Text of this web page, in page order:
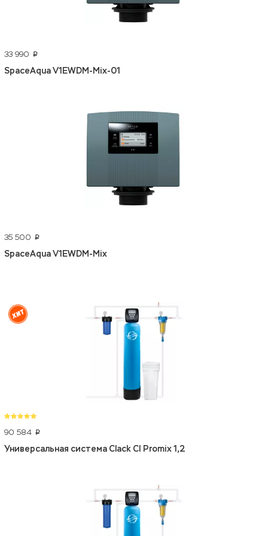
33 990 p
SpaceAqua V1EWDM-Mix-01
35 500 p
SpaceAqua V1EWDM-Mix
90 584 p
Универсальная система Clack CI Promix 1,2